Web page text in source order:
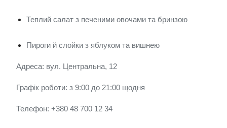
Теплий салат з печеними овочами та бринзою
Пироги й слойки з яблуком та вишнею
Адреса: вул. Центральна, 12
Графік роботи: з 9:00 до 21:00 щодня
Телефон: +380 48 700 12 34